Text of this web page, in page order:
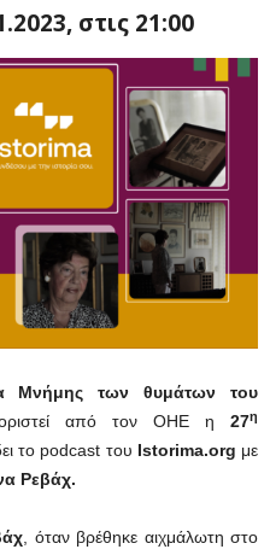
στις 21:00
Μνήμης των θυμάτων του
από τον ΟΗΕ η 27η
το podcast του Istorima.org με
Ρεβάχ.
, όταν βρέθηκε αιχμάλωτη στο